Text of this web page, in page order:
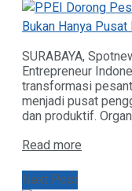
SURABAYA,
Entrepreneur
transformasi
menjadi pusat
dan produktif.
Read more
Next Post